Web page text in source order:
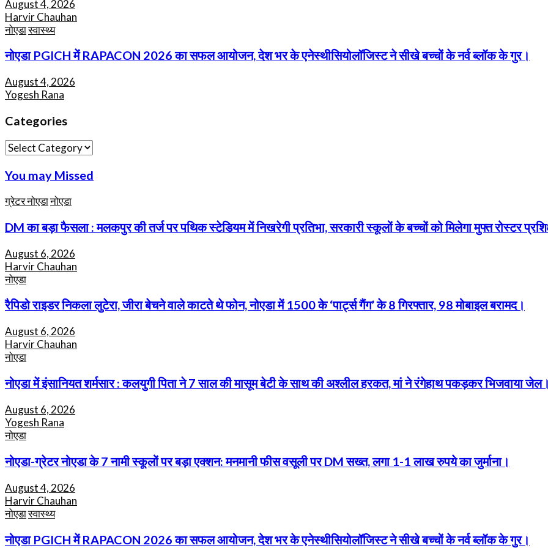
August 4, 2026
Harvir Chauhan
नोएडास्वास्थ्य
नोएडा PGICH में RAPACON 2026 का सफल आयोजन, देश भर के एनेस्थीसियोलॉजिस्ट ने सीखे बच्चों के नर्व ब्लॉक के गुर।
August 4, 2026
Yogesh Rana
Categories
Categories
You may Missed
ग्रेटर नोएडानोएडा
DM का बड़ा फैसला : मलकपुर की तर्ज पर पथिक स्टेडियम में निखरेगी प्रतिभा, सरकारी स्कूलों के बच्चों को मिलेगा मुफ्त रोस्टर
August 6, 2026
Harvir Chauhan
नोएडा
रैपिडो राइडर निकला लुटेरा, जीरा बेचने वाले काटते थे फोन, नोएडा में 1500 के ‘पार्ट्स गैंग’ के 8 गिरफ्तार, 98 मोबाइल बरामद।
August 6, 2026
Harvir Chauhan
नोएडा
नोएडा में इंसानियत शर्मसार : कलयुगी पिता ने 7 साल की मासूम बेटी के साथ की अश्लील हरकत, मां ने रंगेहाथ पकड़कर भिजवाया जेल।
August 6, 2026
Yogesh Rana
नोएडा
नोएडा-ग्रेटर नोएडा के 7 नामी स्कूलों पर बड़ा एक्शन: मनमानी फीस वसूली पर DM सख्त, लगा 1-1 लाख रुपये का जुर्माना।
August 4, 2026
Harvir Chauhan
नोएडास्वास्थ्य
नोएडा PGICH में RAPACON 2026 का सफल आयोजन, देश भर के एनेस्थीसियोलॉजिस्ट ने सीखे बच्चों के नर्व ब्लॉक के गुर।